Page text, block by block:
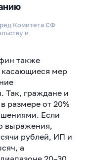
Комитета СФ
и
также
мер
Так, граждане и
размере от 20%
Если
выражения,
рублей, ИП и
а